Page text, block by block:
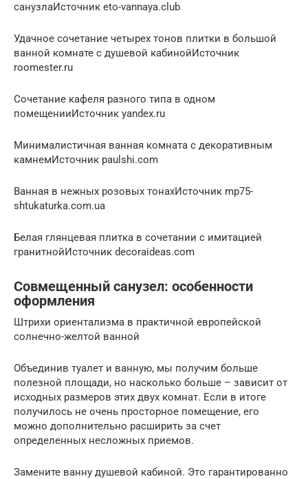
санузлаИсточник eto-vannaya.club
Удачное сочетание четырех тонов плитки в большой
ванной комнате с душевой кабинойИсточник
roomester.ru
Сочетание кафеля разного типа в одном
помещенииИсточник yandex.ru
Минималистичная ванная комната с декоративным
камнемИсточник paulshi.com
Ванная в нежных розовых тонахИсточник mp75-
shtukaturka.com.ua
Белая глянцевая плитка в сочетании с имитацией
гранитнойИсточник decoraideas.com
Совмещенный санузел: особенности
оформления
Штрихи ориентализма в практичной европейской
солнечно-желтой ванной
Объединив туалет и ванную, мы получим больше
полезной площади, но насколько больше – зависит от
исходных размеров этих двух комнат. Если в итоге
получилось не очень просторное помещение, его
можно дополнительно расширить за счет
определенных несложных приемов.
Замените ванну душевой кабиной. Это гарантированно